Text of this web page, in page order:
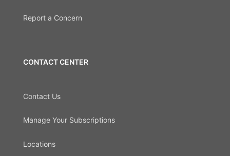
Report a Concern
CONTACT CENTER
Contact Us
Manage Your Subscriptions
Locations